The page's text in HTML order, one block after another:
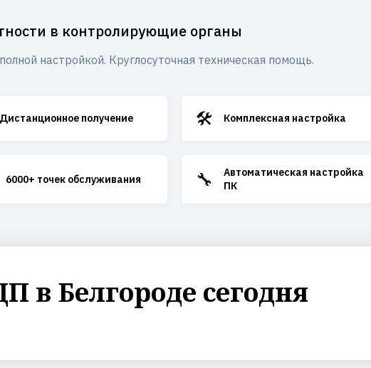
в контролирующие органы
настройкой. Круглосуточная техническая помощь.
Дистанционное получение 🛠️ Комплексная настройка
6000+ точек обслуживания 🔧
Автоматическая настройка
ПК
в Белгороде сегодня